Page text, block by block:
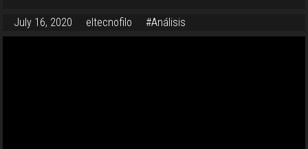
July 16, 2020 eltecnofilo #Análisis